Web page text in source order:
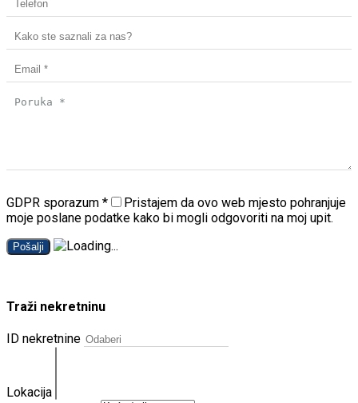
GDPR sporazum *
Pristajem da ovo web mjesto pohranjuje
moje poslane podatke kako bi mogli odgovoriti na moj upit.
Pošalji
Traži nekretninu
ID nekretnine
Lokacija